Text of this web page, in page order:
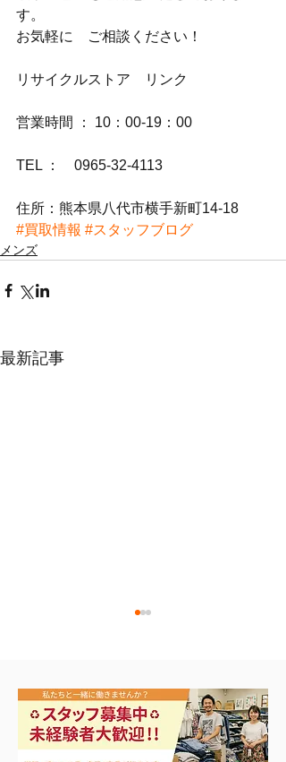
す。
お気軽に　ご相談ください！
リサイクルストア　リンク
営業時間 ： 10：00-19：00
TEL ：　0965-32-4113
住所：熊本県八代市横手新町14-18
#買取情報 #スタッフブログ
メンズ
最新記事
NIKE メンズスニーカー